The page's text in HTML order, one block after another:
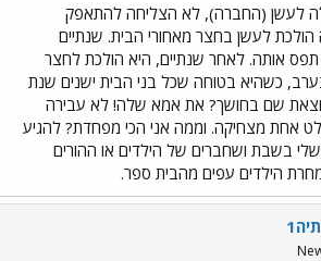
התחילה לעשן (החברה), לא הצליחה להתאפק
הולכת לעשן בחצר מאחורי הבית. שנתיים
אותה. לאחר שנתיים, היא הולכת לחצר
כשהיא בטוחה שכל בני הבית ישנים שנת
שם בחושך? את אמא שלה! לא עבירה
אחת מצחיקה. וממה אני הכי מפחדת? להגיע
בשבת ושחברים של הילדים או ההורים
הילדים עפים מהבית ספר.